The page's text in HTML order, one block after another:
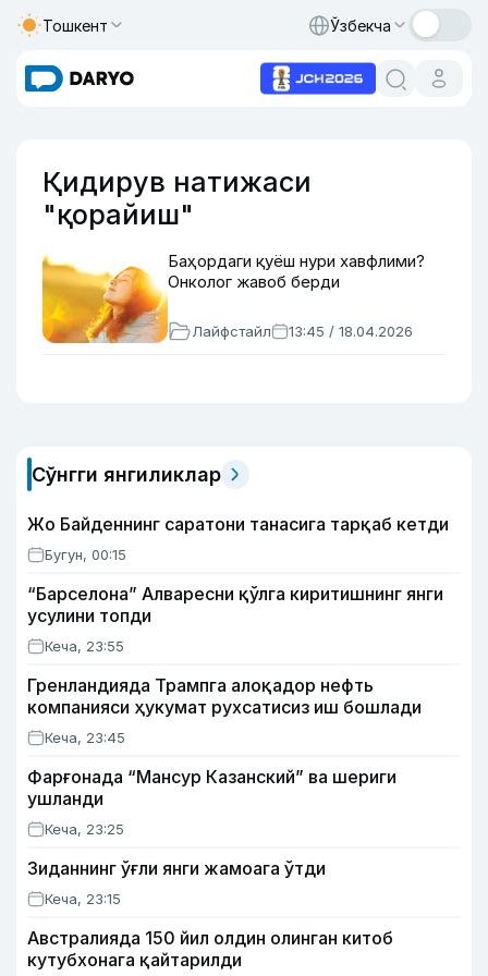
Тошкент Ўзбекча
Қидирув натижаси
"қорайиш"
Баҳордаги қуёш нури хавфлими?
Онколог жавоб берди
Лайфстайл 13:45 / 18.04.2026
Сўнгги янгиликлар
Жо Байденнинг саратони танасига тарқаб кетди
Бугун, 00:15
“Барселона” Алваресни қўлга киритишнинг янги
усулини топди
Кеча, 23:55
Гренландияда Трампга алоқадор нефть
компанияси ҳукумат рухсатисиз иш бошлади
Кеча, 23:45
Фарғонада “Мансур Казанский” ва шериги
ушланди
Кеча, 23:25
Зиданнинг ўғли янги жамоага ўтди
Кеча, 23:15
Австралияда 150 йил олдин олинган китоб
кутубхонага қайтарилди